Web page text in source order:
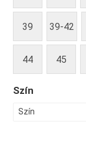
39 39-42
44 45
Szín
Szín